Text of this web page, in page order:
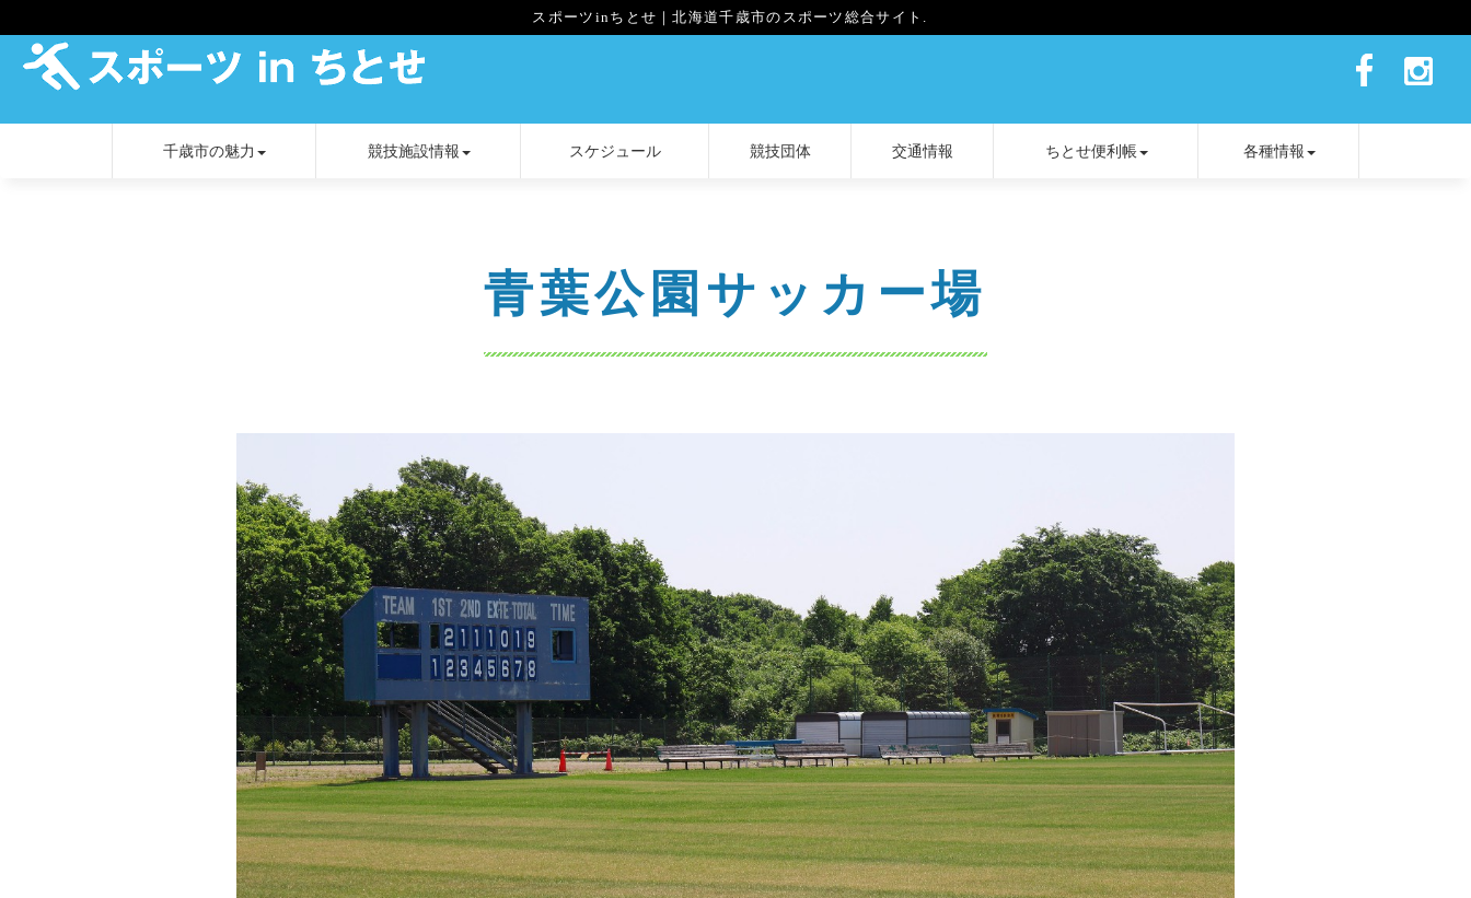
スポーツinちとせ｜北海道千歳市のスポーツ総合サイト.
千歳市の魅力 競技施設情報 スケジュール 競技団体 交通情報 ちとせ便利帳 各種情報
青葉公園サッカー場